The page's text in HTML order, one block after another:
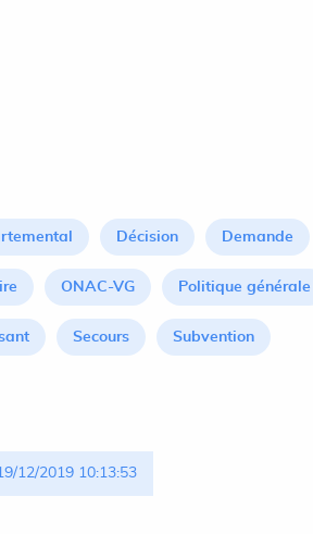
Décision Demande
ONAC-VG Politique générale
Secours Subvention
12/2019 10:13:53